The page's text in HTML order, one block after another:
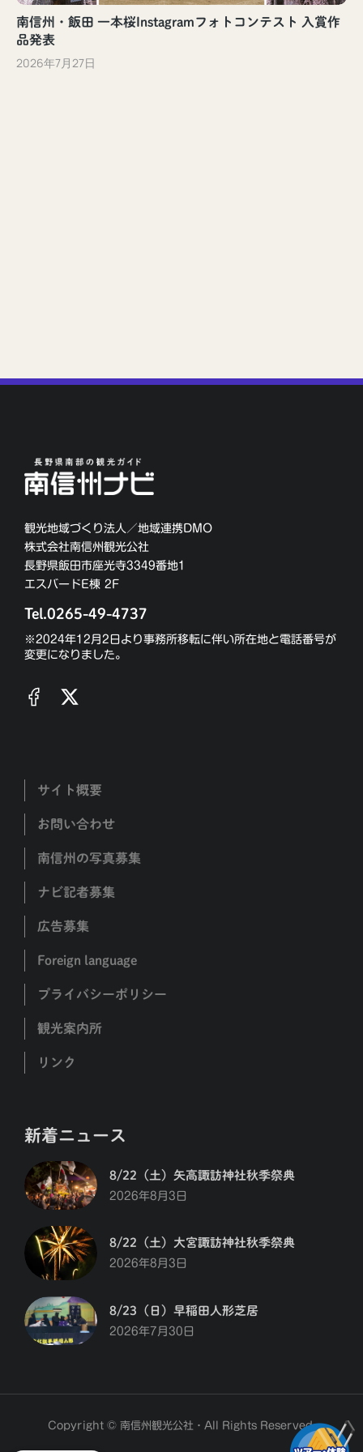
南信州・飯田 一本桜Instagramフォトコンテスト 入賞作
品発表
2026年7月27日
観光地域づくり法人／地域連携DMO
株式会社南信州観光公社
長野県飯田市座光寺3349番地1
エスバードE棟 2F
Tel.0265-49-4737
※2024年12月2日より事務所移転に伴い所在地と電話番号が
変更になりました。
サイト概要
お問い合わせ
南信州の写真募集
ナビ記者募集
広告募集
Foreign language
プライバシーポリシー
観光案内所
リンク
新着ニュース
8/22（土）矢高諏訪神社秋季祭典
2026年8月3日
8/22（土）大宮諏訪神社秋季祭典
2026年8月3日
8/23（日）早稲田人形芝居
2026年7月30日
Copyright © 南信州観光公社・All Rights Reserved.